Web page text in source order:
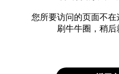
您所要访问的页面不
刷牛牛圈，稍后